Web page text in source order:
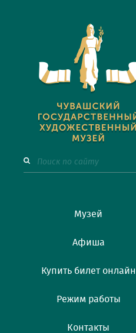
Музей
Афиша
Купить билет онлайн
Режим работы
Контакты